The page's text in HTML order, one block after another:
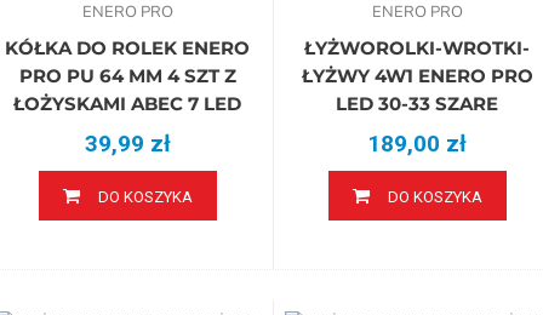
ENERO PRO
KÓŁKA DO ROLEK ENERO
PRO PU 64 MM 4 SZT Z
ŁOŻYSKAMI ABEC 7 LED
39,99 zł
DO KOSZYKA
ENERO PRO
ŁYŻWOROLKI-WROTKI-
ŁYŻWY 4W1 ENERO PRO
LED 30-33 SZARE
189,00 zł
DO KOSZYKA